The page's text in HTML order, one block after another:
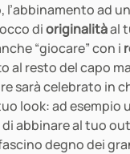
l’abbinamento ad
di originalità al
“giocare” con i
al resto del capo
sarà celebrato in
look: ad esempio
abbinare al tuo
degno dei